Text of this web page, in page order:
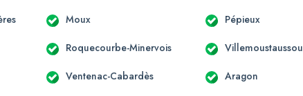
Moux Pépieux
Roquecourbe-Minervois Villemoustaussou
Ventenac-Cabardès Aragon